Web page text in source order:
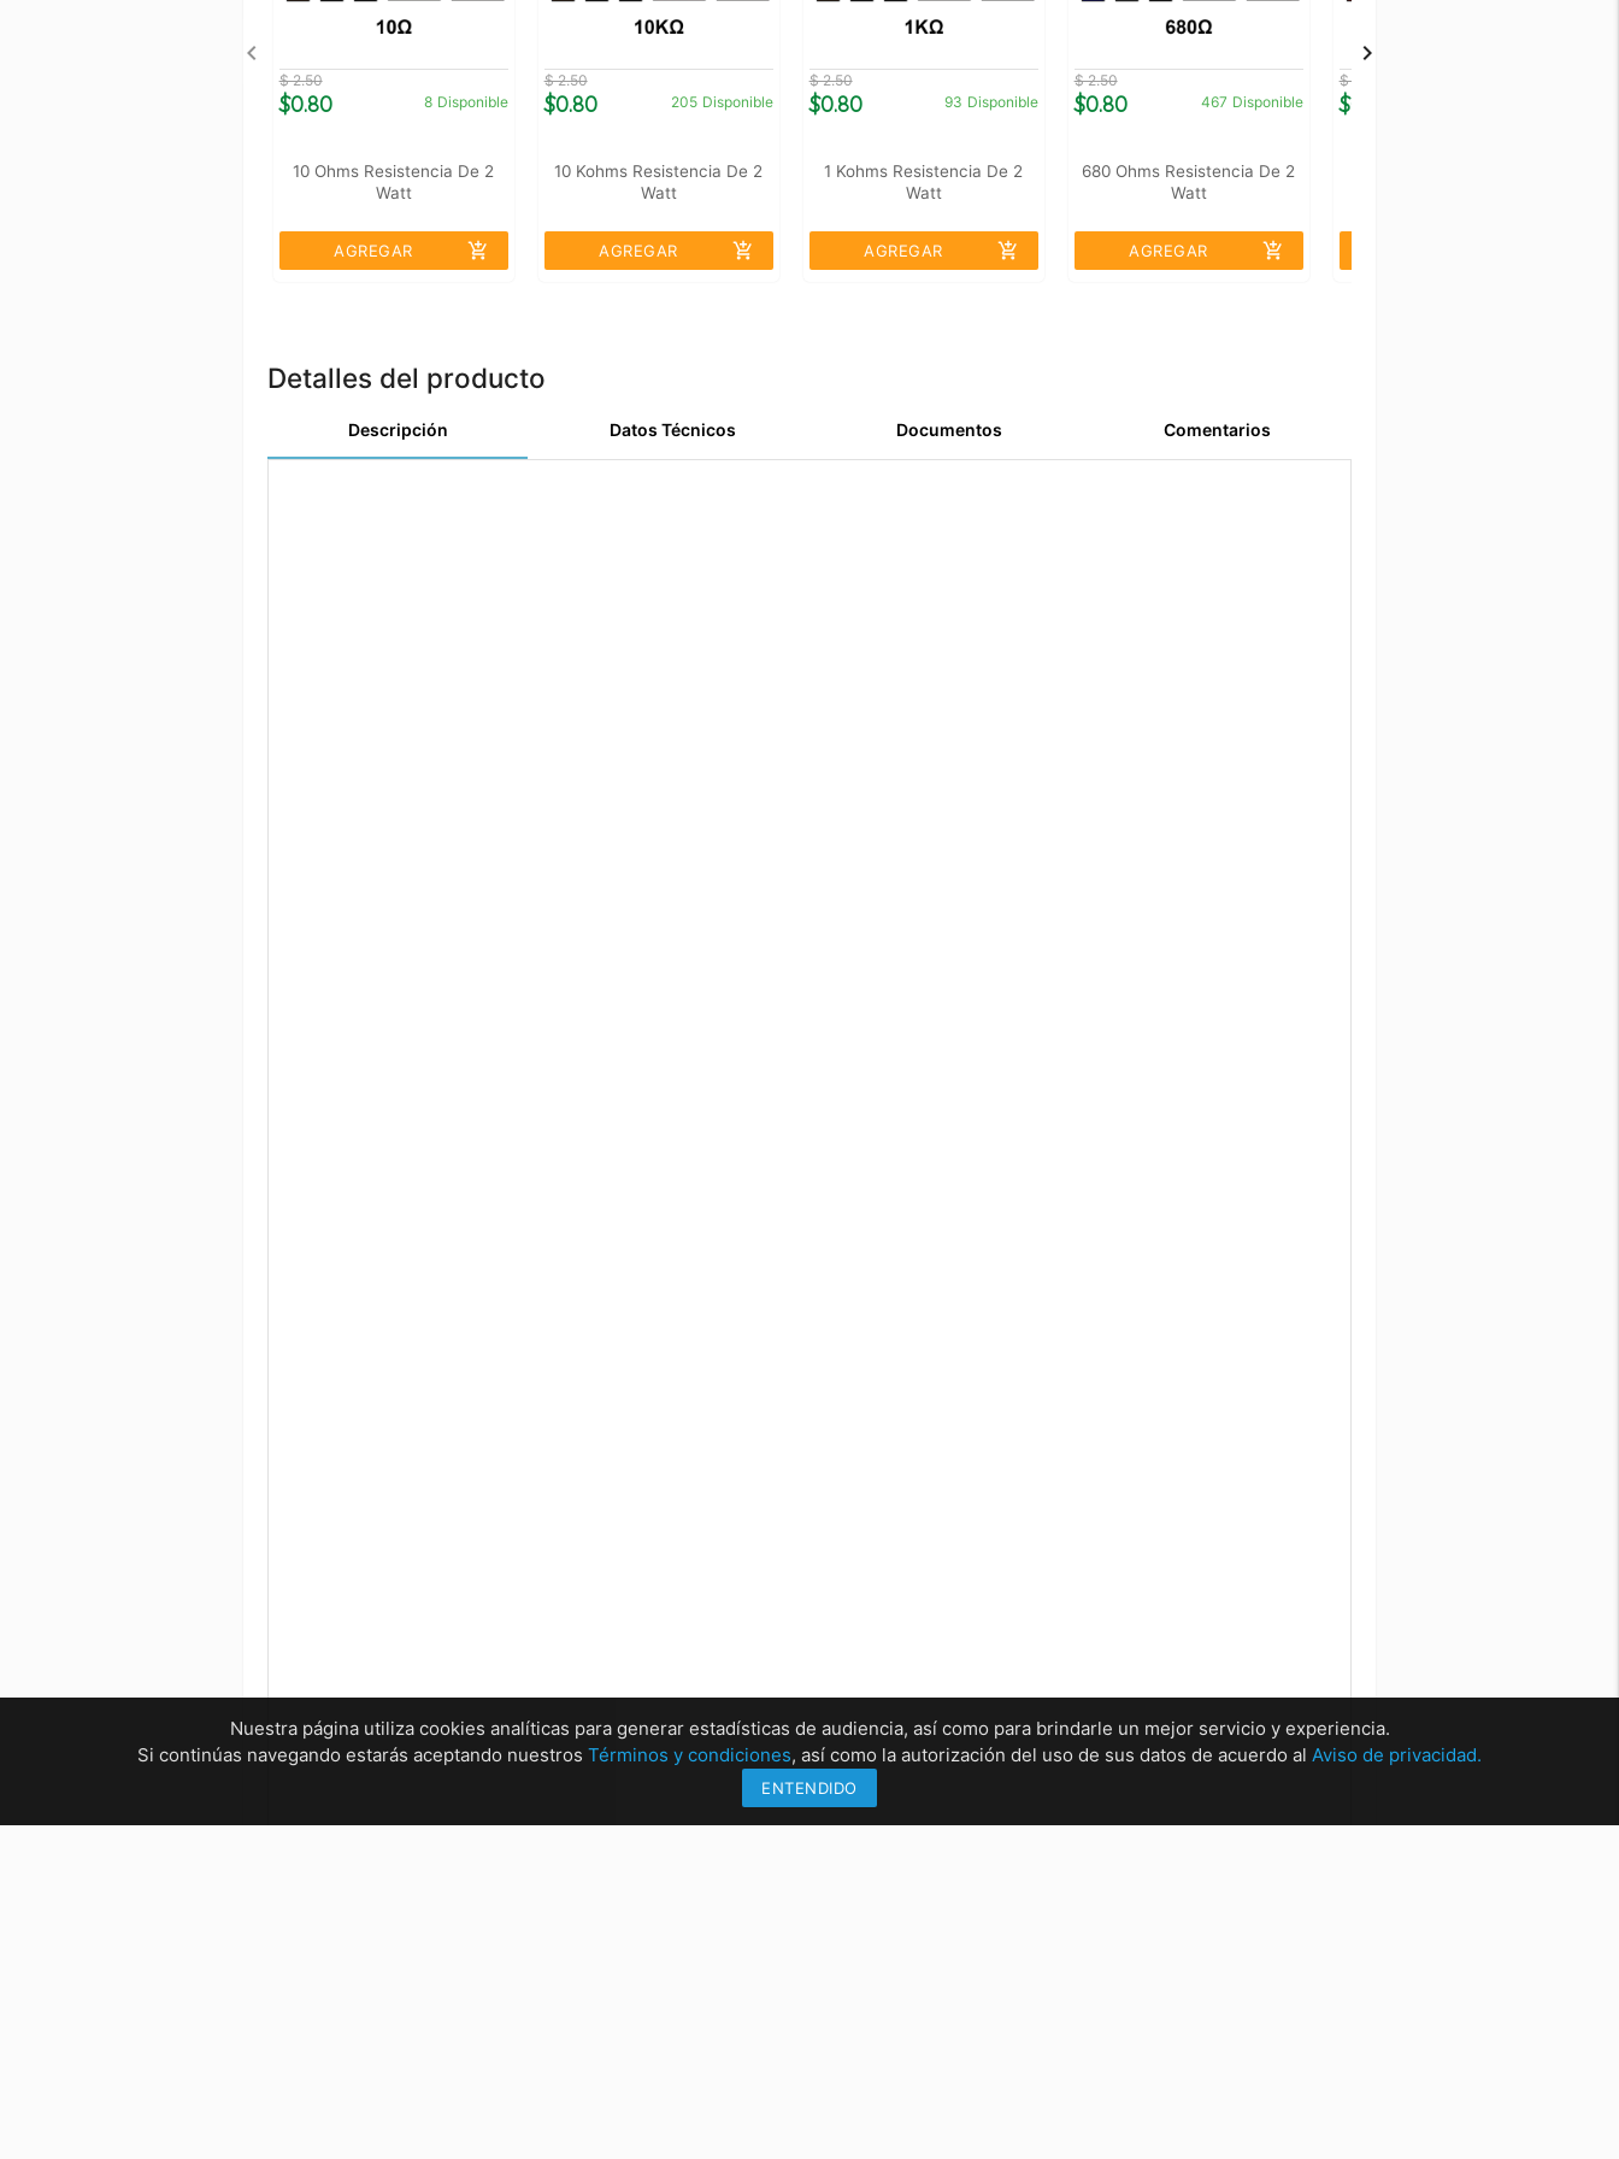
$ 2.50
$0.80 8 Disponible
10 Ohms Resistencia De 2
Watt
AGREGAR add_shopping_cart
$ 2.50
$0.80 205 Disponible
10 Kohms Resistencia De 2
Watt
AGREGAR add_shopping_cart
$ 2.50
$0.80 93 Disponible
1 Kohms Resistencia De 2
Watt
AGREGAR add_shopping_cart
$ 2.50
$0.80 467 Disponible
680 Ohms Resistencia De 2
Watt
AGREGAR add_shopping_cart
$ 2.50
$0.80
Detalles del producto
Descripción Datos Técnicos Documentos Comentarios
Nuestra página utiliza cookies analíticas para generar estadísticas de audiencia, así como para brindarle un mejor servicio y experiencia.
Si continúas navegando estarás aceptando nuestros Términos y condiciones, así como la autorización del uso de sus datos de acuerdo al Aviso de privacidad.
ENTENDIDO